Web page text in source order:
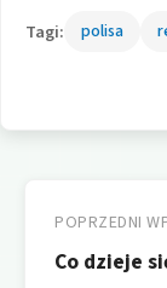
Tagi: polisa
wpisu
POPRZEDNI
Co dzieje